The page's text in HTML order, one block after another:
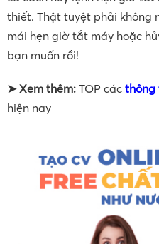
thiết. Thật tuyệt phải không
mái hẹn giờ tắt máy hoặc
bạn muốn rồi!
➤ Xem thêm: TOP các thông
hiện nay